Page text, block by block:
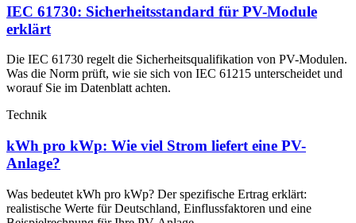
IEC 61730: Sicherheitsstandard für PV-Module
erklärt
Die IEC 61730 regelt die Sicherheitsqualifikation von PV-Modulen.
Was die Norm prüft, wie sie sich von IEC 61215 unterscheidet und
worauf Sie im Datenblatt achten.
Technik
kWh pro kWp: Wie viel Strom liefert eine PV-
Anlage?
Was bedeutet kWh pro kWp? Der spezifische Ertrag erklärt:
realistische Werte für Deutschland, Einflussfaktoren und eine